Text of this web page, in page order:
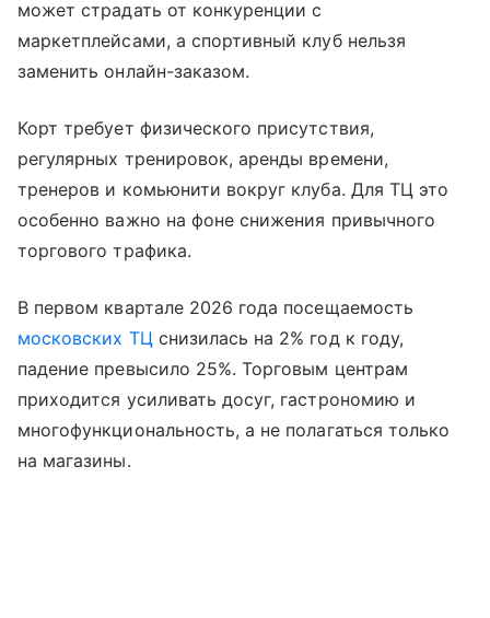
может страдать от конкуренции с
маркетплейсами, а спортивный клуб нельзя
заменить онлайн-заказом.
Корт требует физического присутствия,
регулярных тренировок, аренды времени,
тренеров и комьюнити вокруг клуба. Для ТЦ это
особенно важно на фоне снижения привычного
торгового трафика.
В первом квартале 2026 года посещаемость
московских ТЦснизилась на 2% год к году,
падение превысило 25%. Торговым центрам
приходится усиливать досуг, гастрономию и
многофункциональность, а не полагаться только
на магазины.